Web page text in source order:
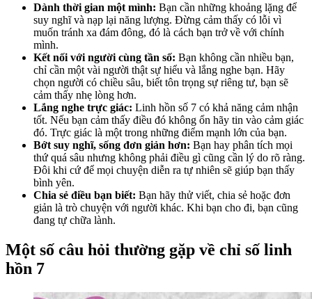
Dành thời gian một mình: Bạn cần những khoảng lặng để
suy nghĩ và nạp lại năng lượng. Đừng cảm thấy có lỗi vì
muốn tránh xa đám đông, đó là cách bạn trở về với chính
mình.
Kết nối với người cùng tần số: Bạn không cần nhiều bạn,
chỉ cần một vài người thật sự hiểu và lắng nghe bạn. Hãy
chọn người có chiều sâu, biết tôn trọng sự riêng tư, bạn sẽ
cảm thấy nhẹ lòng hơn.
Lắng nghe trực giác: Linh hồn số 7 có khả năng cảm nhận
tốt. Nếu bạn cảm thấy điều đó không ổn hãy tin vào cảm giác
đó. Trực giác là một trong những điểm mạnh lớn của bạn.
Bớt suy nghĩ, sống đơn giản hơn: Bạn hay phân tích mọi
thứ quá sâu nhưng không phải điều gì cũng cần lý do rõ ràng.
Đôi khi cứ để mọi chuyện diễn ra tự nhiên sẽ giúp bạn thấy
bình yên.
Chia sẻ điều bạn biết: Bạn hãy thử viết, chia sẻ hoặc đơn
giản là trò chuyện với người khác. Khi bạn cho đi, bạn cũng
đang tự chữa lành.
Một số câu hỏi thường gặp về chỉ số linh
hồn 7